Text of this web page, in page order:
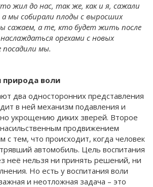
жил до нас, так же, как и я, сажали
мы собирали плоды с выросших
сажаем, а те, кто будет жить после
орехами с новых
посадили мы.
природа воли
два односторонних представления
в ней механизм подавления и
укрощению диких зверей. Второе
продвижением
с тем, что происходит, когда человек
автомобиль. Цель воспитания
неё нельзя ни принять решений, ни
Но есть у воспитания воли
и неотложная задача – это